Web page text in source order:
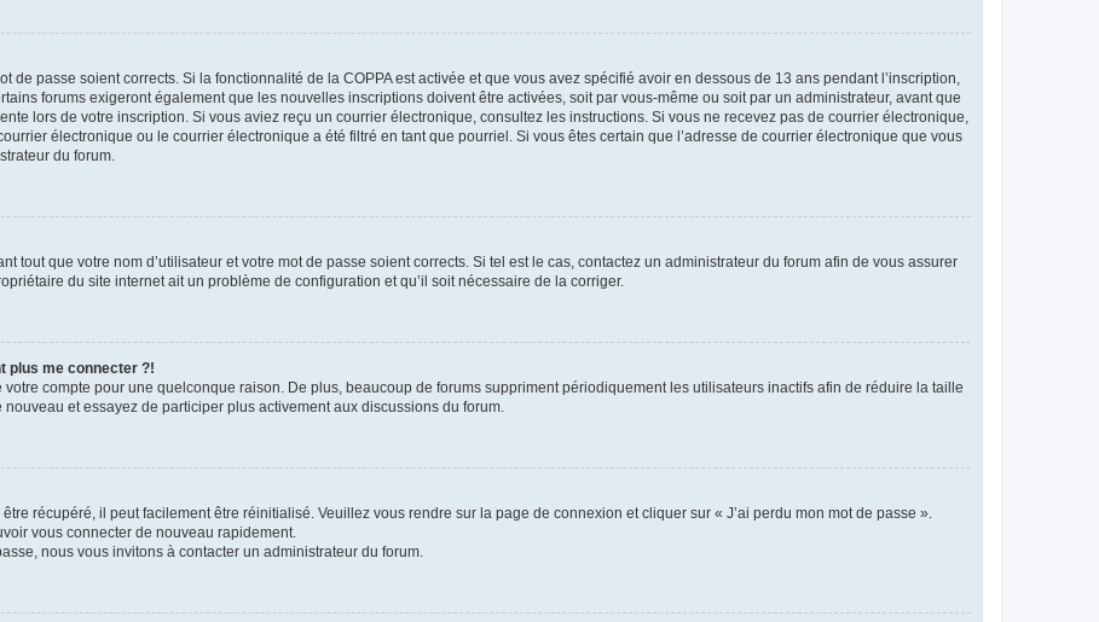
de passe soient corrects. Si la fonctionnalité de la COPPA est activée et que vous avez spécifié avoir en dessous de 13 ans pendant l’inscription,
forums exigeront également que les nouvelles inscriptions doivent être activées, soit par vous-même ou soit par un administrateur, avant que
lors de votre inscription. Si vous aviez reçu un courrier électronique, consultez les instructions. Si vous ne recevez pas de courrier électronique,
électronique ou le courrier électronique a été filtré en tant que pourriel. Si vous êtes certain que l’adresse de courrier électronique que vous
du forum.
tout que votre nom d’utilisateur et votre mot de passe soient corrects. Si tel est le cas, contactez un administrateur du forum afin de vous assurer
du site internet ait un problème de configuration et qu’il soit nécessaire de la corriger.
plus me connecter ?!
compte pour une quelconque raison. De plus, beaucoup de forums suppriment périodiquement les utilisateurs inactifs afin de réduire la taille
et essayez de participer plus activement aux discussions du forum.
récupéré, il peut facilement être réinitialisé. Veuillez vous rendre sur la page de connexion et cliquer sur « J’ai perdu mon mot de passe ».
vous connecter de nouveau rapidement.
nous vous invitons à contacter un administrateur du forum.